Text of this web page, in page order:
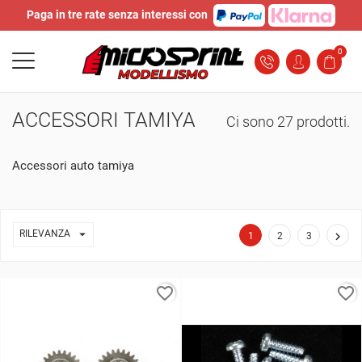
Paga in tre rate senza interessi con
0
ACCESSORI TAMIYA Ci sono 27 prodotti.
Accessori auto tamiya
RILEVANZA  1 2 3 
favorite_border favorite_border